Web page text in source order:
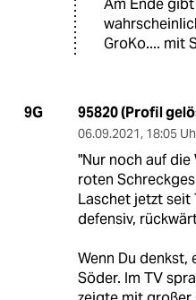
Am Ende
GroKo.... mit
9G 95820 (Profil
06.09.2021, 18:05
"Nur noch auf
roten
Laschet jetzt
defensiv,
Wenn Du
Söder. Im TV